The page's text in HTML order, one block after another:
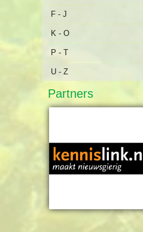
F - J
K - O
P - T
U - Z
Partners